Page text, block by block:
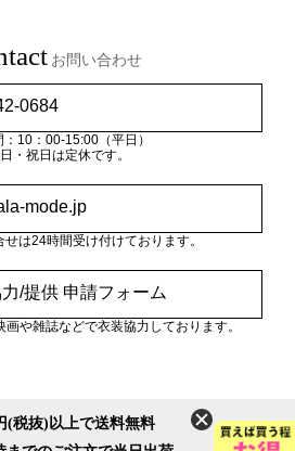
お問い合わせ
0684
：10：00-15:00（平日）
・祝日は定休です。
mode.jp
は24時間受け付けております。
/提供 申請フォーム
や雑誌などで衣装協力しております。
(税抜)以上で送料無料